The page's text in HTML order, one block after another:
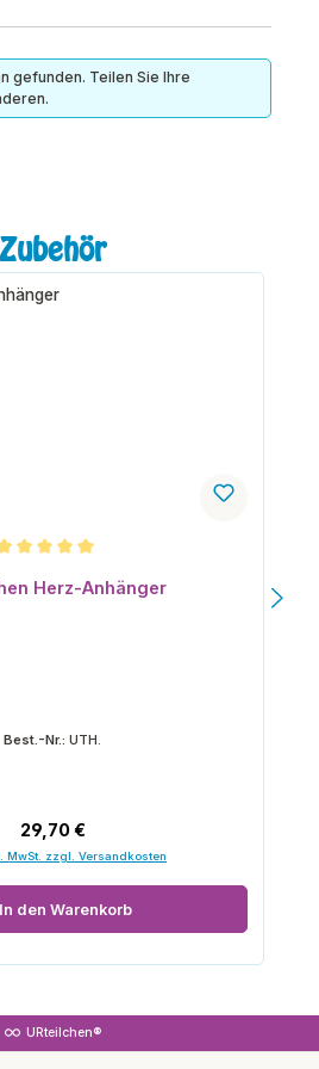
gefunden. Teilen Sie Ihre
Zubehör
Herz-Anhänger
Best.-Nr.: UTH.
Regulärer Preis:
29,70 €
MwSt. zzgl. Versandkosten
In den Warenkorb
URteilchen®